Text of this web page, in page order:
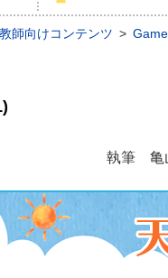
師向けコンテンツ
執筆 亀